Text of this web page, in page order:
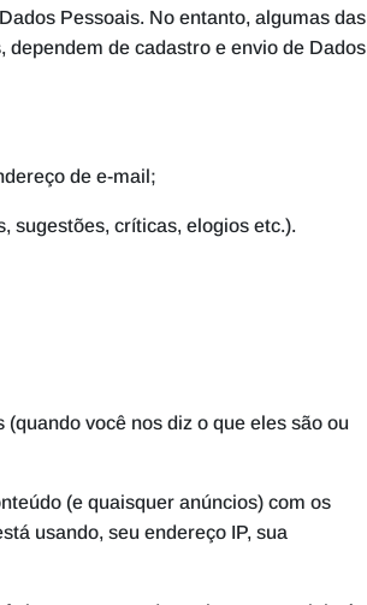
Pessoais. No entanto, algumas das
de cadastro e envio de Dados
de e-mail;
sugestões, críticas, elogios etc.).
você nos diz o que eles são ou
(e quaisquer anúncios) com os
usando, seu endereço IP, sua